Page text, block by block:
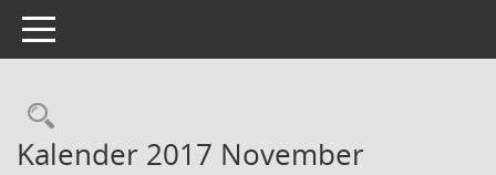
Toggle navigation
Rechercheauswahl
Kalender 2017 November